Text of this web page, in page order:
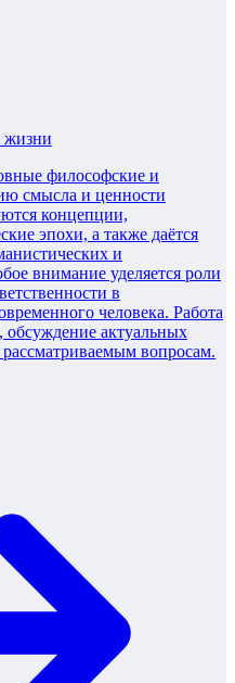
жизни
философские и
смысла и ценности
концепции,
эпохи, а также даётся
и
внимание уделяется роли
в
человека. Работа
обсуждение актуальных
вопросам.